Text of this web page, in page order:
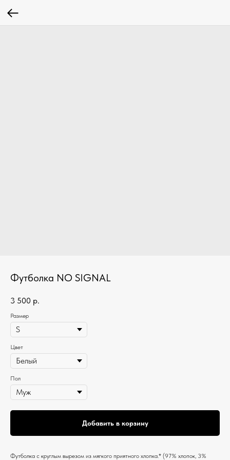
Футболка NO SIGNAL
3 500 р.
Размер
Цвет
Пол
Добавить в корзину
Футболка c круглым вырезом из мягкого приятного хлопка.* (97% хлопок, 3%